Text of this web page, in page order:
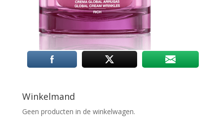
Winkelmand
Geen producten in de winkelwagen.